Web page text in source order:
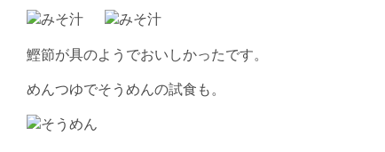
鰹節が具のようでおいしかったです。
めんつゆでそうめんの試食も。